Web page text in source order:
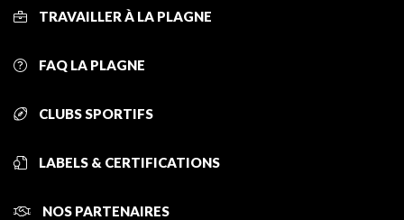
TRAVAILLER À LA PLAGNE
FAQ LA PLAGNE
CLUBS SPORTIFS
LABELS & CERTIFICATIONS
NOS PARTENAIRES